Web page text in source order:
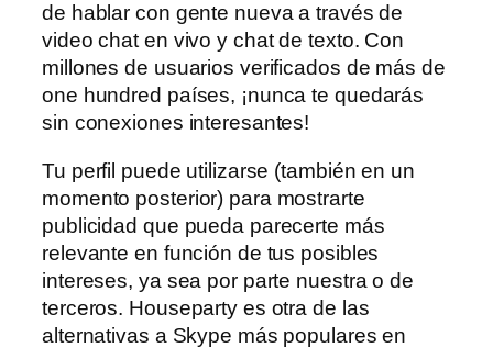
de hablar con gente nueva a través de
video chat en vivo y chat de texto. Con
millones de usuarios verificados de más de
one hundred países, ¡nunca te quedarás
sin conexiones interesantes!
Tu perfil puede utilizarse (también en un
momento posterior) para mostrarte
publicidad que pueda parecerte más
relevante en función de tus posibles
intereses, ya sea por parte nuestra o de
terceros. Houseparty es otra de las
alternativas a Skype más populares en